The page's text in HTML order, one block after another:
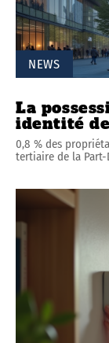
NEWS
La
identité
0,8 % des
tertiaire de la